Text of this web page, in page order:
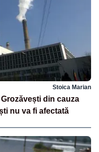
Stoica Marian
din cauza
nu va fi afectată